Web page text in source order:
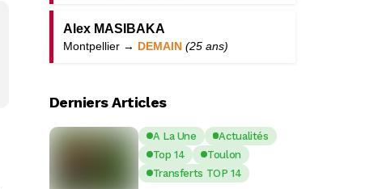
Alex MASIBAKA
Montpellier → DEMAIN (25 ans)
Derniers Articles
A La Une
Actualités
Top 14
Toulon
Transferts TOP 14